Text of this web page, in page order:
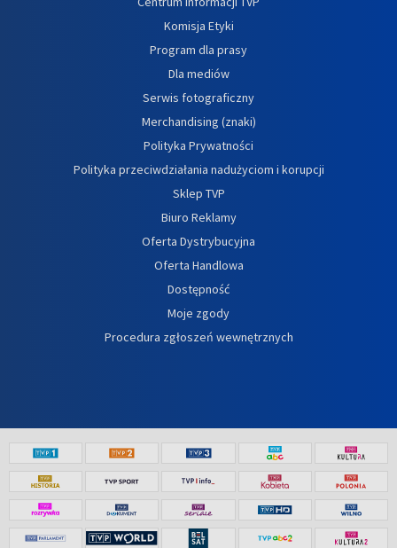
Komisja Etyki
Program dla prasy
Dla mediów
Serwis fotograficzny
Merchandising (znaki)
Polityka Prywatności
Polityka przeciwdziałania nadużyciom i korupcji
Sklep TVP
Biuro Reklamy
Oferta Dystrybucyjna
Oferta Handlowa
Dostępność
Moje zgody
Procedura zgłoszeń wewnętrznych